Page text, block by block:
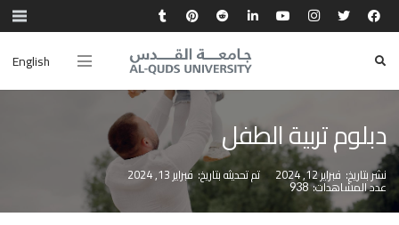
English
دبلوم تربية الطفل
نشر بتاريخ: فبراير 12, 2024 تم تحديثه بتاريخ: فبراير 13, 2024
عدد المشاهدات: 938